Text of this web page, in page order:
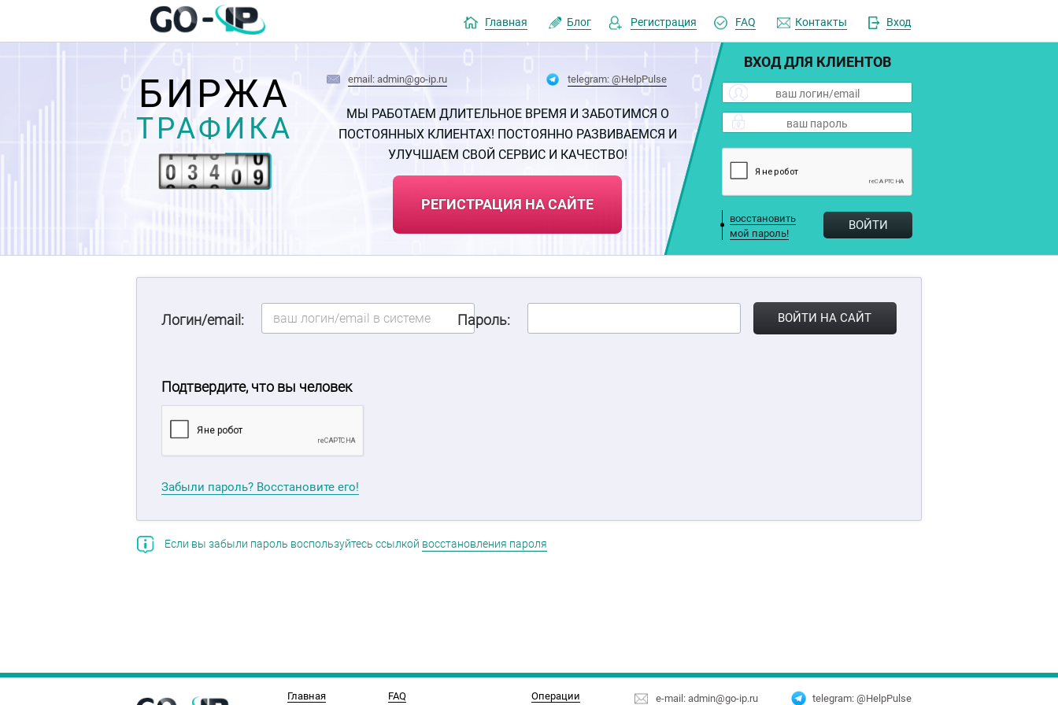
Главная Блог Регистрация FAQ Контакты Вход
БИРЖА
ТРАФИКА
email: admin@go-ip.ru telegram: @HelpPulse
МЫ РАБОТАЕМ ДЛИТЕЛЬНОЕ ВРЕМЯ И ЗАБОТИМСЯ О
ПОСТОЯННЫХ КЛИЕНТАХ! ПОСТОЯННО РАЗВИВАЕМСЯ И
УЛУЧШАЕМ СВОЙ СЕРВИС И КАЧЕСТВО!
РЕГИСТРАЦИЯ НА САЙТЕ
ВХОД ДЛЯ КЛИЕНТОВ
восстановить
мой пароль!
ВОЙТИ
Логин/email: Пароль: ВОЙТИ НА САЙТ
Подтвердите, что вы человек
Забыли пароль? Восстановите его!
Если вы забыли пароль воспользуйтесь ссылкой восстановления пароля
Главная FAQ Операции e-mail: admin@go-ip.ru telegram: @HelpPulse